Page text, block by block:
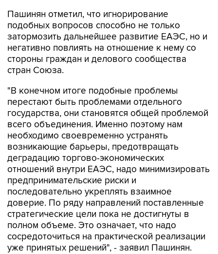
Пашинян отметил, что игнорирование
подобных вопросов способно не только
затормозить дальнейшее развитие ЕАЭС, но и
негативно повлиять на отношение к нему со
стороны граждан и делового сообщества
стран Союза.
"В конечном итоге подобные проблемы
перестают быть проблемами отдельного
государства, они становятся общей проблемой
всего объединения. Именно поэтому нам
необходимо своевременно устранять
возникающие барьеры, предотвращать
деградацию торгово-экономических
отношений внутри ЕАЭС, надо минимизировать
предпринимательские риски и
последовательно укреплять взаимное
доверие. По ряду направлений поставленные
стратегические цели пока не достигнуты в
полном объеме. Это означает, что надо
сосредоточиться на практической реализации
уже принятых решений", - заявил Пашинян.